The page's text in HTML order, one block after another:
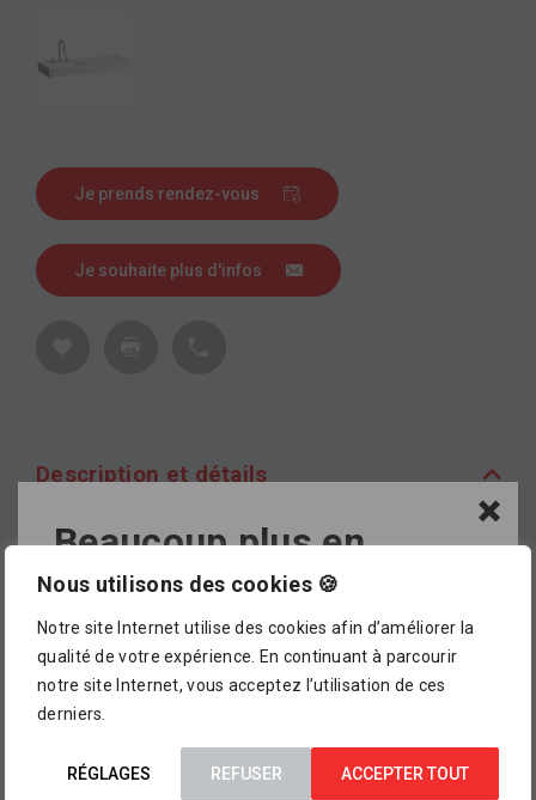
Nous utilisons des cookies 🍪
Notre site Internet utilise des cookies afin d’améliorer la
qualité de votre expérience. En continuant à parcourir
notre site Internet, vous acceptez l’utilisation de ces
derniers.
RÉGLAGES REFUSER ACCEPTER TOUT
Je prends rendez-vous
Je souhaite plus d'infos
Description et détails
disponible en diverses finitions et couleurs
brillantes et mates.
Beaucoup plus en
magasin !
L’assortiment proposé dans notre catalogue en
ligne ne représente pour le moment qu’un petit
aperçu de ce que vous pourrez trouver dans
nos points de vente
milliers d’autres références.